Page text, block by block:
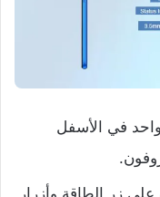
يمكن العثور على منفذ USB-C واحد في الأسفل
زر الطاقة وأزرار